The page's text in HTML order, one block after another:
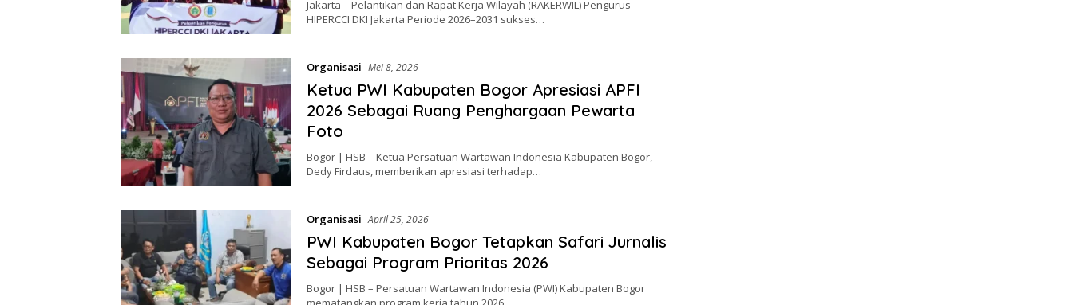
Jakarta – Pelantikan dan Rapat Kerja Wilayah (RAKERWIL) Pengurus
HIPERCCI DKI Jakarta Periode 2026–2031 sukses…
Organisasi Mei 8, 2026
Ketua PWI Kabupaten Bogor Apresiasi APFI
2026 Sebagai Ruang Penghargaan Pewarta
Foto
Bogor | HSB – Ketua Persatuan Wartawan Indonesia Kabupaten Bogor,
Dedy Firdaus, memberikan apresiasi terhadap…
Organisasi April 25, 2026
PWI Kabupaten Bogor Tetapkan Safari Jurnalis
Sebagai Program Prioritas 2026
Bogor | HSB – Persatuan Wartawan Indonesia (PWI) Kabupaten Bogor